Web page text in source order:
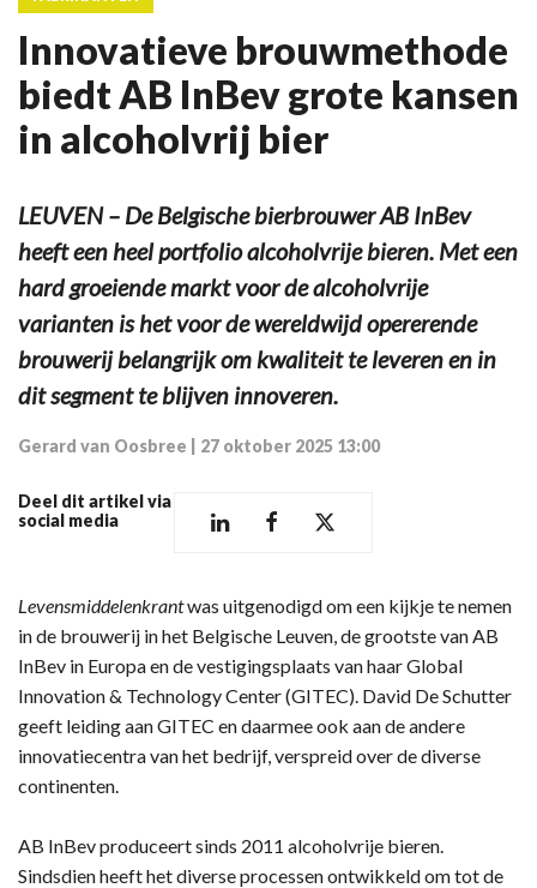
Innovatieve brouwmethode
biedt AB InBev grote kansen
in alcoholvrij bier
LEUVEN – De Belgische bierbrouwer AB InBev
heeft een heel portfolio alcoholvrije bieren. Met een
hard groeiende markt voor de alcoholvrije
varianten is het voor de wereldwijd opererende
brouwerij belangrijk om kwaliteit te leveren en in
dit segment te blijven innoveren.
Gerard van Oosbree 27 oktober 2025 13:00
Deel dit artikel via
social media
Levensmiddelenkrantwas uitgenodigd om een kijkje te nemen
in de brouwerij in het Belgische Leuven, de grootste van AB
InBev in Europa en de vestigingsplaats van haar Global
Innovation & Technology Center (GITEC). David De Schutter
geeft leiding aan GITEC en daarmee ook aan de andere
innovatiecentra van het bedrijf, verspreid over de diverse
continenten.
AB InBev produceert sinds 2011 alcoholvrije bieren.
Sindsdien heeft het diverse processen ontwikkeld om tot de